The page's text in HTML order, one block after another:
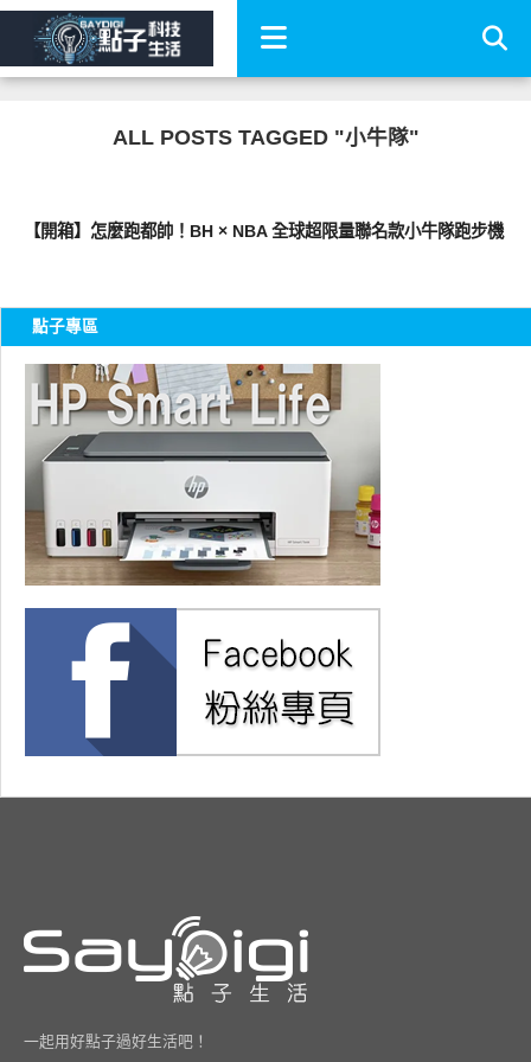
ALL POSTS TAGGED "小牛隊"
【開箱】怎麼跑都帥！BH × NBA 全球超限量聯名款小牛隊跑步機
點子專區
一起用好點子過好生活吧！